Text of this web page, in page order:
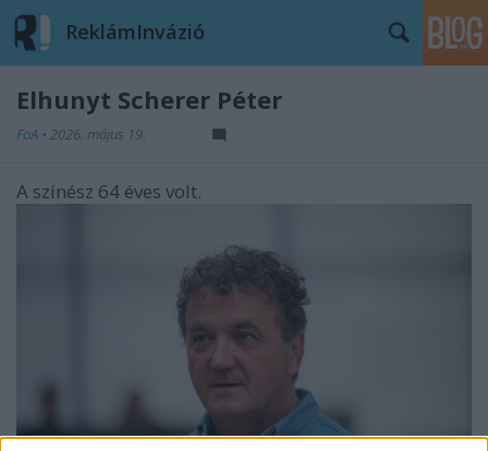
ReklámInvázió
Elhunyt Scherer Péter
FoA • 2026. május 19.
A színész 64 éves volt.